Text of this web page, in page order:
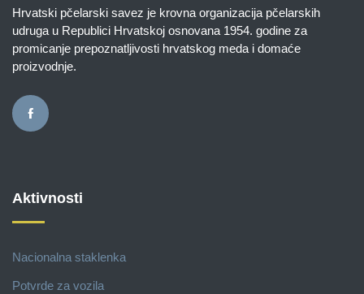
Hrvatski pčelarski savez je krovna organizacija pčelarskih
udruga u Republici Hrvatskoj osnovana 1954. godine za
promicanje prepoznatljivosti hrvatskog meda i domaće
proizvodnje.
Aktivnosti
Nacionalna staklenka
Potvrde za vozila